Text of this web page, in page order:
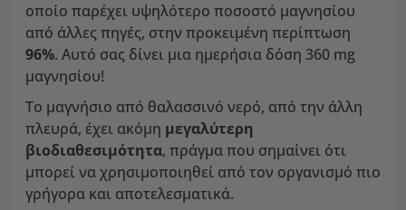
οποίο παρέχει υψηλότερο ποσοστό μαγνησίου
από άλλες πηγές, στην προκειμένη περίπτωση
96%. Αυτό σας δίνει μια ημερήσια δόση 360 mg
μαγνησίου!
Το μαγνήσιο από θαλασσινό νερό, από την άλλη
πλευρά, έχει ακόμη μεγαλύτερη
βιοδιαθεσιμότητα, πράγμα που σημαίνει ότι
μπορεί να χρησιμοποιηθεί από τον οργανισμό πιο
γρήγορα και αποτελεσματικά.